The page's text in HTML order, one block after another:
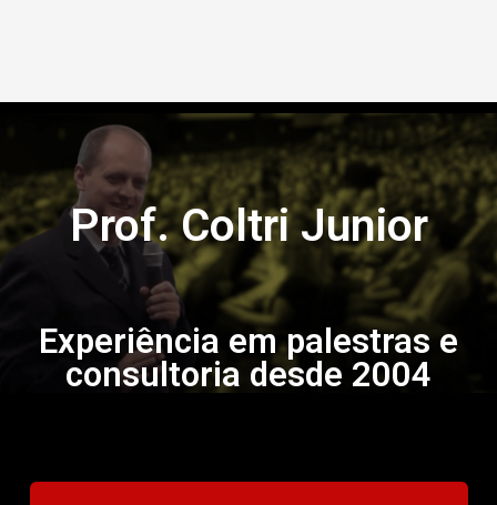
Prof. Coltri Junior
Experiência em palestras e
consultoria desde 2004